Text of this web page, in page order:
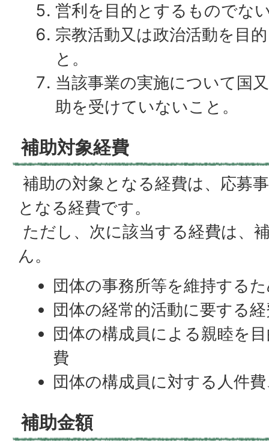
営利を目的とするものでな
宗教活動又は政治活動を目
と。
当該事業の実施について国
助を受けていないこと。
補助対象経費
補助の対象となる経費は、応募
となる経費です。
ただし、次に該当する経費は、
ん。
団体の事務所等を維持する
団体の経常的活動に要する
団体の構成員による親睦を
費
団体の構成員に対する人件
補助金額